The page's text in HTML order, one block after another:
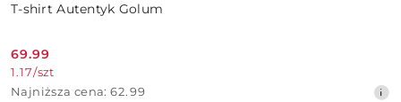
T-shirt Autentyk Golum
Cena
promocyjna:
69.99
1.17/szt
Najniższa
Najniższa cena: 62.99